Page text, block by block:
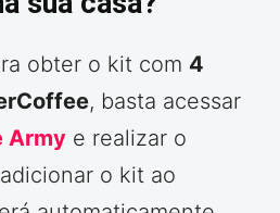
obter o kit com 4
, basta acessar
Army e realizar o
o kit ao